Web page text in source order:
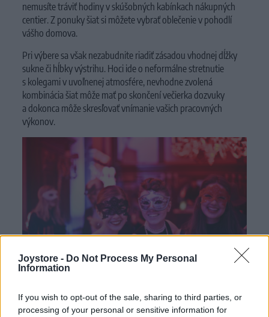
Joystore - Do Not Process My Personal
Information
If you wish to opt-out of the sale, sharing to third parties, or
processing of your personal or sensitive information for
nemusíte tráviť hodiny v skúšobných kabínkach nákupných
centier. Z ponuky šiat si môžete vybrať oblečenie v pohodlí
vášho domova.
Pri výbere sa však nezabudnite riadiť zásadou vhodnej dĺžky
sukne či hĺbky výstrihu. Hoci ide o neformálne stretnutie
s kolegami v uvoľnenej atmosfére, nevhodne zvolená
kombinácia šiat môže mať po skončení večierka dozvuky
a dokonca môže skresľovať vnímanie vašich pracovných
výkonov.
Kvety, čipka, Hollywood